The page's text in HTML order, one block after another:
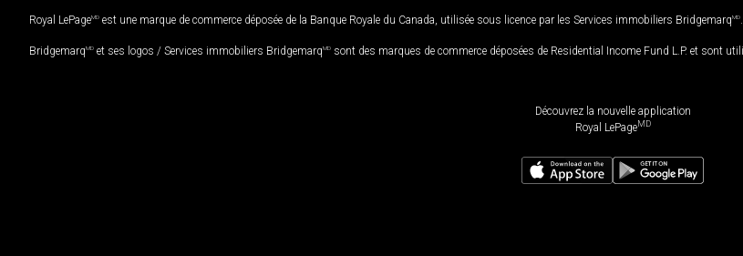
Royal LePageMD est une marque de commerce déposée de la Banque Royale du Canada, utilisée sous licence par les Services immobiliers BridgemarqMD
BridgemarqMD et ses logos / Services immobiliers BridgemarqMD sont des marques de commerce déposées de Residential Income Fund L.P. et sont
Découvrez la nouvelle application
Royal LePageMD